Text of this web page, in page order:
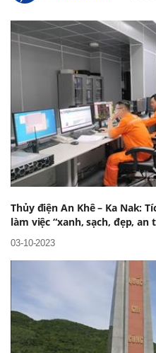
Thủy điện An Khê – Ka Nak:
làm việc “xanh, sạch, đẹp, an
03-10-2023